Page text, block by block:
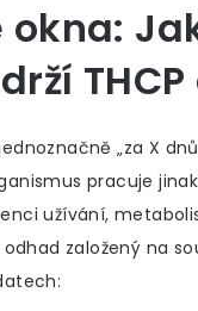
okna:
THCP
„za X
pracuje
užívání,
založený na